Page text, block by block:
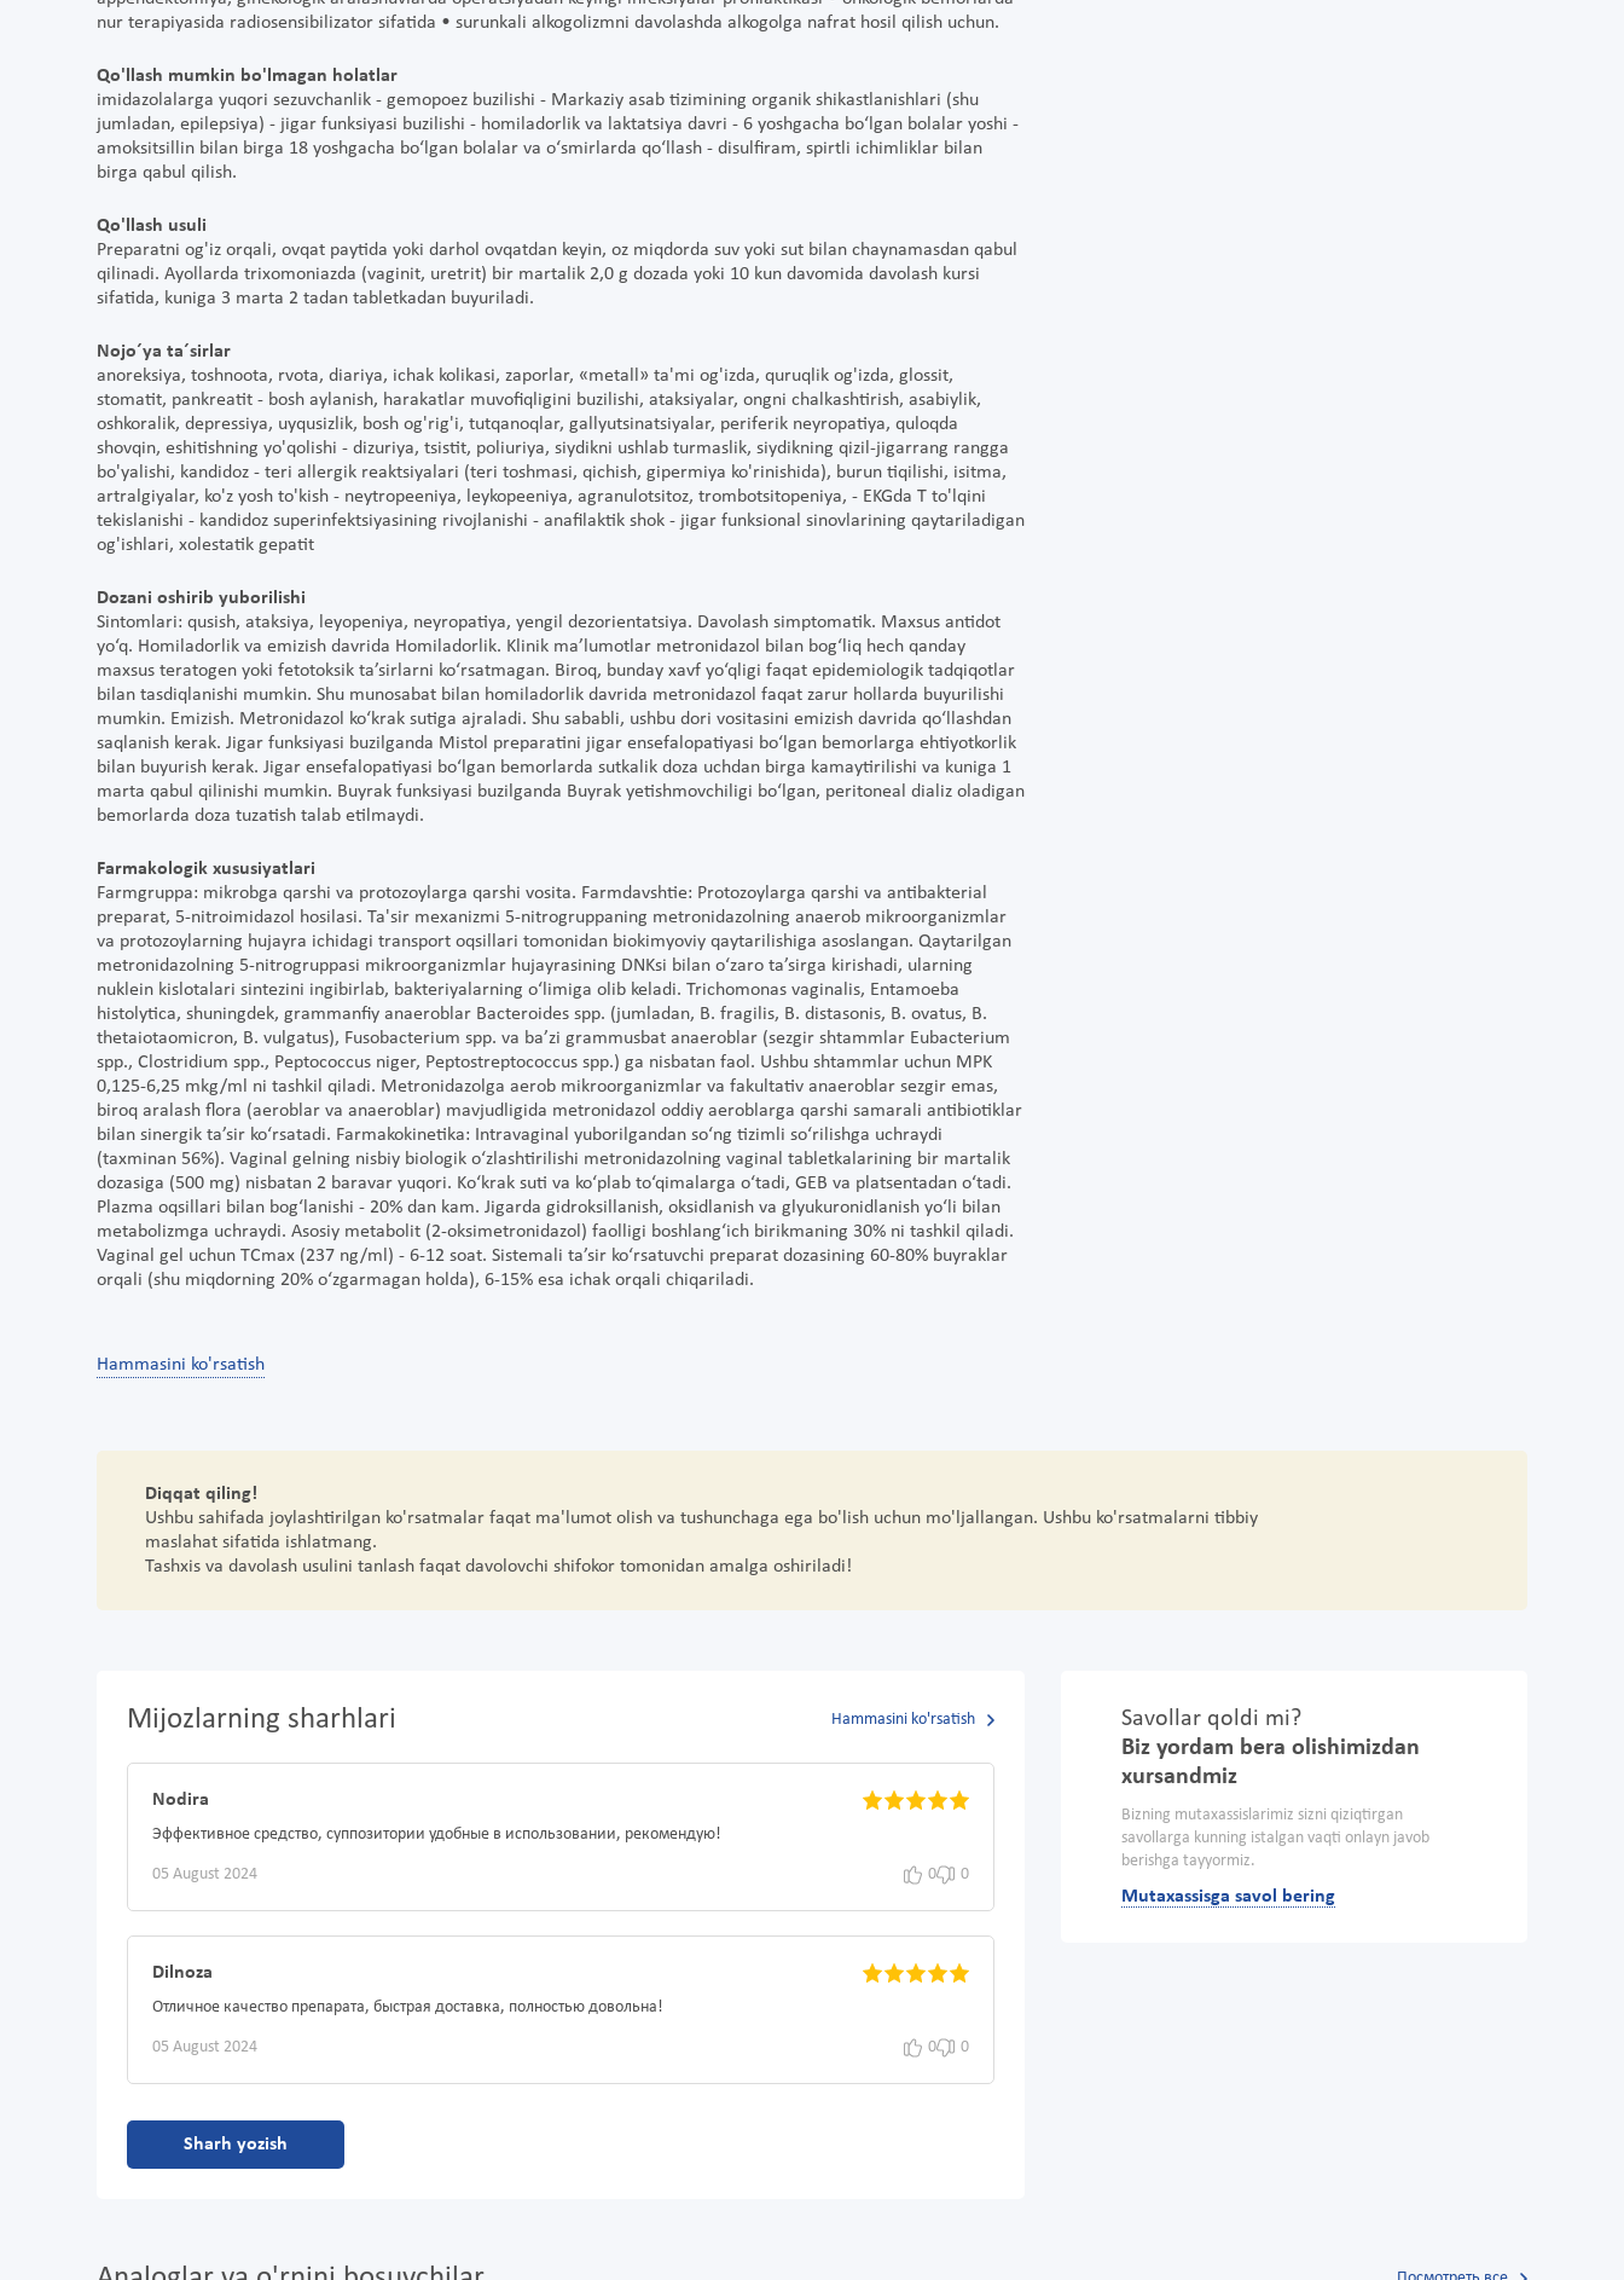
nur terapiyasida radiosensibilizator sifatida • surunkali alkogolizmni davolashda alkogolga nafrat hosil qilish uchun.
Qo'llash mumkin bo'lmagan holatlar
imidazolalarga yuqori sezuvchanlik - gemopoez buzilishi - Markaziy asab tizimining organik shikastlanishlari (shu
jumladan, epilepsiya) - jigar funksiyasi buzilishi - homiladorlik va laktatsiya davri - 6 yoshgacha bo‘lgan bolalar yoshi -
amoksitsillin bilan birga 18 yoshgacha bo‘lgan bolalar va o‘smirlarda qo‘llash - disulfiram, spirtli ichimliklar bilan
birga qabul qilish.
Qo'llash usuli
Preparatni og'iz orqali, ovqat paytida yoki darhol ovqatdan keyin, oz miqdorda suv yoki sut bilan chaynamasdan qabul
qilinadi. Ayollarda trixomoniazda (vaginit, uretrit) bir martalik 2,0 g dozada yoki 10 kun davomida davolash kursi
sifatida, kuniga 3 marta 2 tadan tabletkadan buyuriladi.
Nojo´ya ta´sirlar
anoreksiya, toshnoota, rvota, diariya, ichak kolikasi, zaporlar, «metall» ta'mi og'izda, quruqlik og'izda, glossit,
stomatit, pankreatit - bosh aylanish, harakatlar muvofiqligini buzilishi, ataksiyalar, ongni chalkashtirish, asabiylik,
oshkoralik, depressiya, uyqusizlik, bosh og'rig'i, tutqanoqlar, gallyutsinatsiyalar, periferik neyropatiya, quloqda
shovqin, eshitishning yo'qolishi - dizuriya, tsistit, poliuriya, siydikni ushlab turmaslik, siydikning qizil-jigarrang rangga
bo'yalishi, kandidoz - teri allergik reaktsiyalari (teri toshmasi, qichish, gipermiya ko'rinishida), burun tiqilishi, isitma,
artralgiyalar, ko'z yosh to'kish - neytropeeniya, leykopeeniya, agranulotsitoz, trombotsitopeniya, - EKGda T to'lqini
tekislanishi - kandidoz superinfektsiyasining rivojlanishi - anafilaktik shok - jigar funksional sinovlarining qaytariladigan
og'ishlari, xolestatik gepatit
Dozani oshirib yuborilishi
Sintomlari: qusish, ataksiya, leyopeniya, neyropatiya, yengil dezorientatsiya. Davolash simptomatik. Maxsus antidot
yo‘q. Homiladorlik va emizish davrida Homiladorlik. Klinik ma’lumotlar metronidazol bilan bog‘liq hech qanday
maxsus teratogen yoki fetotoksik ta’sirlarni ko‘rsatmagan. Biroq, bunday xavf yo‘qligi faqat epidemiologik tadqiqotlar
bilan tasdiqlanishi mumkin. Shu munosabat bilan homiladorlik davrida metronidazol faqat zarur hollarda buyurilishi
mumkin. Emizish. Metronidazol ko‘krak sutiga ajraladi. Shu sababli, ushbu dori vositasini emizish davrida qo‘llashdan
saqlanish kerak. Jigar funksiyasi buzilganda Mistol preparatini jigar ensefalopatiyasi bo‘lgan bemorlarga ehtiyotkorlik
bilan buyurish kerak. Jigar ensefalopatiyasi bo‘lgan bemorlarda sutkalik doza uchdan birga kamaytirilishi va kuniga 1
marta qabul qilinishi mumkin. Buyrak funksiyasi buzilganda Buyrak yetishmovchiligi bo‘lgan, peritoneal dializ oladigan
bemorlarda doza tuzatish talab etilmaydi.
Farmakologik xususiyatlari
Farmgruppa: mikrobga qarshi va protozoylarga qarshi vosita. Farmdavshtie: Protozoylarga qarshi va antibakterial
preparat, 5-nitroimidazol hosilasi. Ta'sir mexanizmi 5-nitrogruppaning metronidazolning anaerob mikroorganizmlar
va protozoylarning hujayra ichidagi transport oqsillari tomonidan biokimyoviy qaytarilishiga asoslangan. Qaytarilgan
metronidazolning 5-nitrogruppasi mikroorganizmlar hujayrasining DNKsi bilan o‘zaro ta’sirga kirishadi, ularning
nuklein kislotalari sintezini ingibirlab, bakteriyalarning o‘limiga olib keladi. Trichomonas vaginalis, Entamoeba
histolytica, shuningdek, grammanfiy anaeroblar Bacteroides spp. (jumladan, B. fragilis, B. distasonis, B. ovatus, B.
thetaiotaomicron, B. vulgatus), Fusobacterium spp. va ba’zi grammusbat anaeroblar (sezgir shtammlar Eubacterium
spp., Clostridium spp., Peptococcus niger, Peptostreptococcus spp.) ga nisbatan faol. Ushbu shtammlar uchun MPK
0,125-6,25 mkg/ml ni tashkil qiladi. Metronidazolga aerob mikroorganizmlar va fakultativ anaeroblar sezgir emas,
biroq aralash flora (aeroblar va anaeroblar) mavjudligida metronidazol oddiy aeroblarga qarshi samarali antibiotiklar
bilan sinergik ta’sir ko‘rsatadi. Farmakokinetika: Intravaginal yuborilgandan so‘ng tizimli so‘rilishga uchraydi
(taxminan 56%). Vaginal gelning nisbiy biologik o‘zlashtirilishi metronidazolning vaginal tabletkalarining bir martalik
dozasiga (500 mg) nisbatan 2 baravar yuqori. Ko‘krak suti va ko‘plab to‘qimalarga o‘tadi, GEB va platsentadan o‘tadi.
Plazma oqsillari bilan bog‘lanishi - 20% dan kam. Jigarda gidroksillanish, oksidlanish va glyukuronidlanish yo‘li bilan
metabolizmga uchraydi. Asosiy metabolit (2-oksimetronidazol) faolligi boshlang‘ich birikmaning 30% ni tashkil qiladi.
Vaginal gel uchun TCmax (237 ng/ml) - 6-12 soat. Sistemali ta’sir ko‘rsatuvchi preparat dozasining 60-80% buyraklar
orqali (shu miqdorning 20% o‘zgarmagan holda), 6-15% esa ichak orqali chiqariladi.
Hammasini ko'rsatish
Diqqat qiling!
Ushbu sahifada joylashtirilgan ko'rsatmalar faqat ma'lumot olish va tushunchaga ega bo'lish uchun mo'ljallangan. Ushbu ko'rsatmalarni tibbiy
maslahat sifatida ishlatmang.
Tashxis va davolash usulini tanlash faqat davolovchi shifokor tomonidan amalga oshiriladi!
Mijozlarning sharhlari Hammasini ko'rsatish
Nodira
Эффективное средство, суппозитории удобные в использовании, рекомендую!
05 August 2024 0 0
Dilnoza
Отличное качество препарата, быстрая доставка, полностью довольна!
05 August 2024 0 0
Sharh yozish
Savollar qoldi mi?
Biz yordam bera olishimizdan
xursandmiz
Bizning mutaxassislarimiz sizni qiziqtirgan
savollarga kunning istalgan vaqti onlayn javob
berishga tayyormiz.
Mutaxassisga savol bering